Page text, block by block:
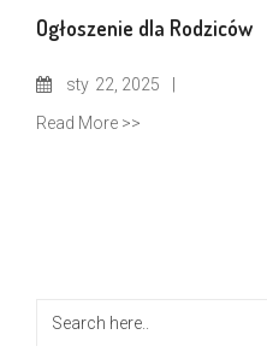
Ogłoszenie dla Rodziców
sty 22, 2025
Read More >>